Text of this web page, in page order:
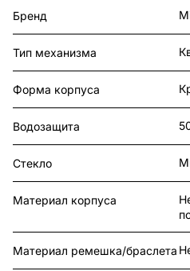
Бренд
Тип механизма
Форма корпуса
Водозащита
Стекло
Материал корпуса
Материал ремешка/браслета